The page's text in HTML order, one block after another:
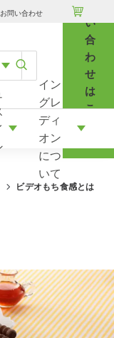
お問い合わせ 
い
合
わ
せ
は
こ
ち
イン
グレ
ディ
オン
につ
いて
ビデオもち食感とは